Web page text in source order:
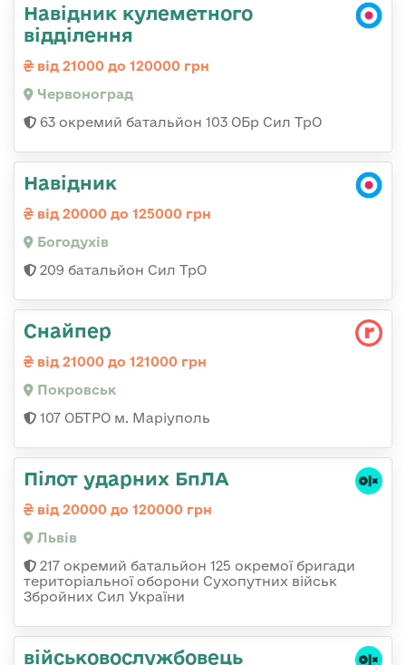
Навідник кулеметного
відділення
від 21000 до 120000 грн
Червоноград
63 окремий батальйон 103 ОБр Сил ТрО
Навідник
від 20000 до 125000 грн
Богодухів
209 батальйон Сил ТрО
Снайпер
від 21000 до 121000 грн
Покровськ
107 ОБТРО м. Маріуполь
Пілот ударних БпЛА
від 20000 до 120000 грн
Львів
217 окремий батальйон 125 окремої бригади
територіальної оборони Сухопутних військ
Збройних Сил України
військовослужбовець